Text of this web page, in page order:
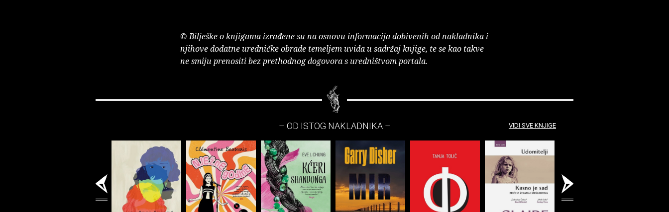
© Bilješke o knjigama izrađene su na osnovu informacija dobivenih od nakladnika i
njihove dodatne uredničke obrade temeljem uvida u sadržaj knjige, te se kao takve
ne smiju prenositi bez prethodnog dogovora s uredništvom portala.
– OD ISTOG NAKLADNIKA – VIDI SVE KNJIGE